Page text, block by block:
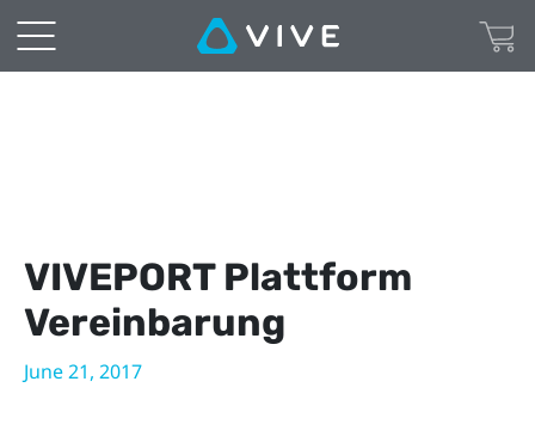
VIVEPORT
Platform
VIVE
Deutschland
VIVEPORT Plattform
Vereinbarung
June 21, 2017